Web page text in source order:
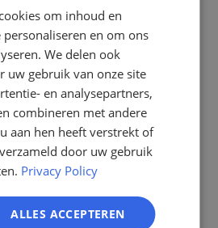
— beide systemen hosten
2
CentralStation
verbinden
CentralStation
FR
IT
NL
PL
om inhoud en
en om ons
We delen ook
uw gebruik van onze site
en analysepartners,
combineren met andere
aan hen heeft verstrekt of
door uw gebruik
Privacy Policy
ALLES ACCEPTEREN